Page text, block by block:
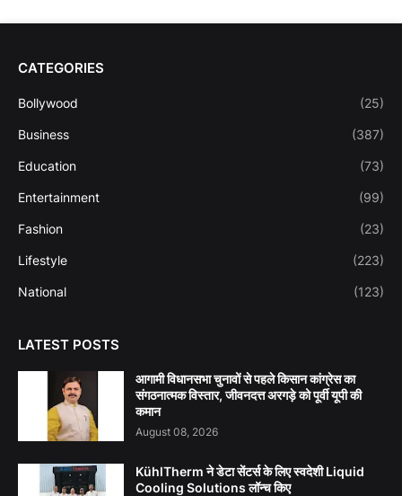
CATEGORIES
Bollywood (25)
Business (387)
Education (73)
Entertainment (99)
Fashion (23)
Lifestyle (223)
National (123)
LATEST POSTS
आगामी विधानसभा चुनावों से पहले किसान कांग्रेस का
संगठनात्मक विस्तार, जीवनदत्त अरगड़े को पूर्वी यूपी की
कमान
August 08, 2026
KühlTherm ने डेटा सेंटर्स के लिए स्वदेशी Liquid
Cooling Solutions लॉन्च किए